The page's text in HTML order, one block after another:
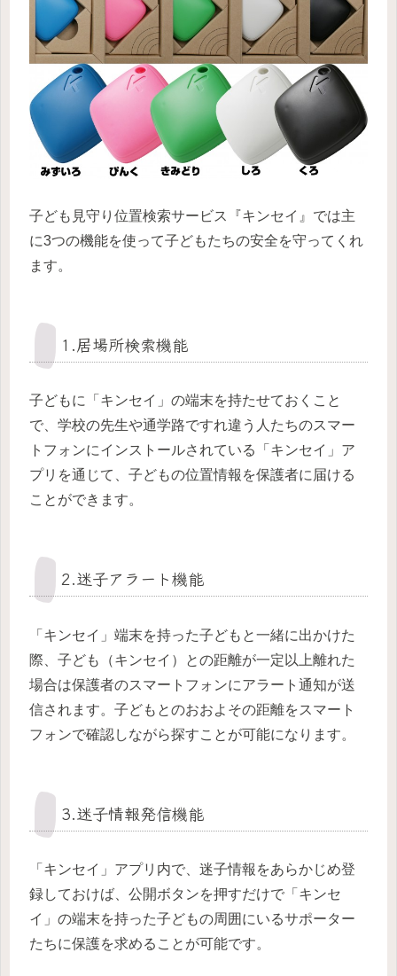
子ども見守り位置検索サービス『キンセイ』では主
に3つの機能を使って子どもたちの安全を守ってくれ
ます。
1.居場所検索機能
子どもに「キンセイ」の端末を持たせておくこと
で、学校の先生や通学路ですれ違う人たちのスマー
トフォンにインストールされている「キンセイ」ア
プリを通じて、子どもの位置情報を保護者に届ける
ことができます。
2.迷子アラート機能
「キンセイ」端末を持った子どもと一緒に出かけた
際、子ども（キンセイ）との距離が一定以上離れた
場合は保護者のスマートフォンにアラート通知が送
信されます。子どもとのおおよその距離をスマート
フォンで確認しながら探すことが可能になります。
3.迷子情報発信機能
「キンセイ」アプリ内で、迷子情報をあらかじめ登
録しておけば、公開ボタンを押すだけで「キンセ
イ」の端末を持った子どもの周囲にいるサポーター
たちに保護を求めることが可能です。